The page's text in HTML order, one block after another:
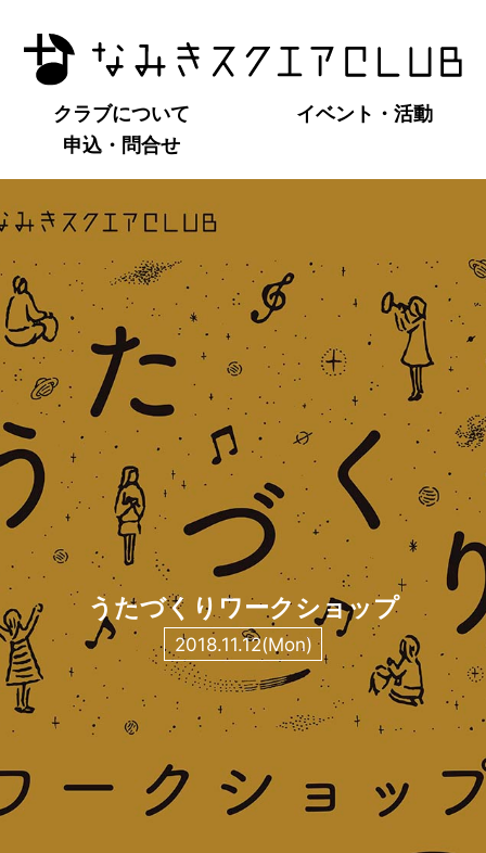
クラブについて
イベント・活動
申込・問合せ
うたづくりワークショップ
2018.11.12(Mon)